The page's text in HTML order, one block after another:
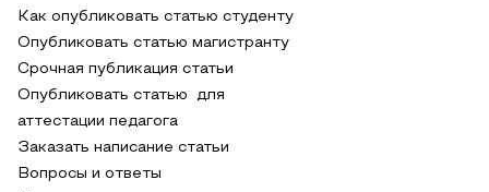
Как опубликовать статью студенту
Опубликовать статью магистранту
Срочная публикация статьи
Опубликовать статью для
аттестации педагога
Заказать написание статьи
Вопросы и ответы